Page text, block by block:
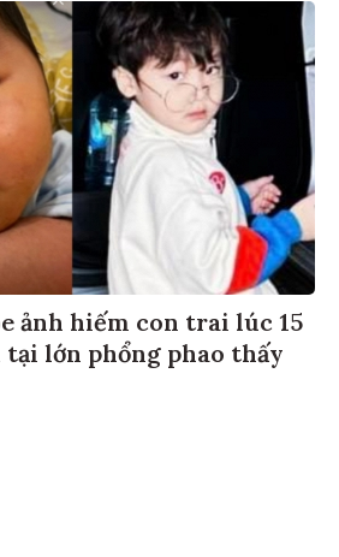
ảnh hiếm con trai lúc 15
lớn phổng phao thấy